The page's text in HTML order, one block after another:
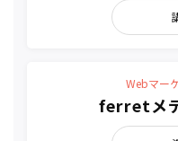
Webマー
ferretメ